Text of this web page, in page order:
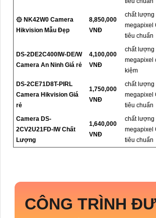
۞ NK42W0 Camera
Hikvision Mẫu Đẹp
8,850,000
VNĐ
chất lượng
megapixel
tiêu chuẩn
DS-2DE2C400IW-DE/W
Camera An Ninh Giá rẻ
4,100,000
VNĐ
chất lượng
megapixel
kiệm
DS-2CE71D8T-PIRL
Camera Hikvision Giá
rẻ
1,750,000
VNĐ
chất lượng
megapixel
tiêu chuẩn
Camera DS-
2CV2U21FD-IW Chất
Lượng
1,640,000
VNĐ
chất lượng
megapixel
tiêu chuẩn
CÔNG TRÌNH